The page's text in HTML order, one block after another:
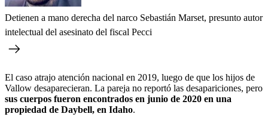
Detienen a mano derecha del narco Sebastián Marset, presunto autor
intelectual del asesinato del fiscal Pecci
El caso atrajo atención nacional en 2019, luego de que los hijos de
Vallow desaparecieran. La pareja no reportó las desapariciones, pero
sus cuerpos fueron encontrados en junio de 2020 en una
propiedad de Daybell, en Idaho.